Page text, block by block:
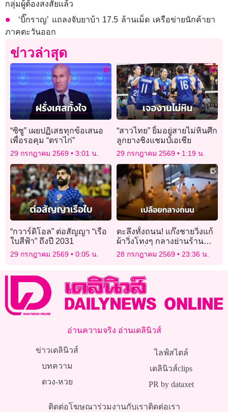
กลุ่มผู้ต้องสงสัยแล้ว
‘บิ๊กราญ’ แถลงจับยาบ้า 17.5 ล้านเม็ด เครือข่ายนักค้ายา
ภาคตะวันออก
ข่าวล่าสุด
“ซิซู” เผยปฏิเสธทุกข้อเสนอ
เพื่อรอคุม “ตราไก่”
29 กรกฎาคม 2569 3:01 น.
“สาวไทย” ยิ้มอยู่สายไม่หินศึก
ลูกยางชิงแชมป์เอเชีย
29 กรกฎาคม 2569 1:19 น.
“กวาร์ดิโอล” ต่อสัญญา “เรือ
ใบสีฟ้า” ถึงปี 2031
29 กรกฎาคม 2569 0:05 น.
ตะลึงทั้งถนน! แก๊งชายวิ่งแก้
ผ้าวิ่งโทงๆ กลางย่านร้าน
อาหารชื่อดังในออสเตรเลีย
28 กรกฎาคม 2569 23:36 น.
อ่านความจริง อ่านเดลินิวส์
ข่าวเดลินิวส์
บทความ
ดวง-หวย
ไลฟ์สไตล์
เดลินิวส์clips
PR by dataxet
ติดต่อโฆษณาร่วมงานกับเราติดต่อเรา